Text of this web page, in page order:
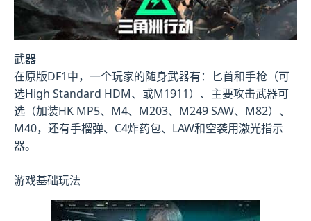
武器
在原版DF1中，一个玩家的随身武器有：匕首和手枪（可
选High Standard HDM、或M1911）、主要攻击武器可
选（加装HK MP5、M4、M203、M249 SAW、M82）、
M40，还有手榴弹、C4炸药包、LAW和空袭用激光指示
器。
游戏基础玩法